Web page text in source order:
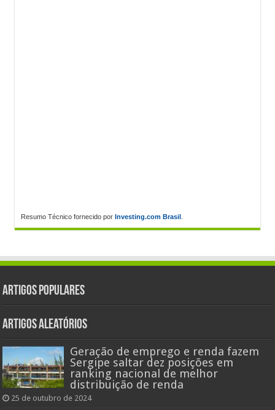
Resumo Técnico fornecido por Investing.com Brasil
Artigos populares
Artigos aleatórios
Geração de emprego e renda fazem
Sergipe saltar dez posições em
ranking nacional de melhor
distribuição de renda
25 de outubro de 2024